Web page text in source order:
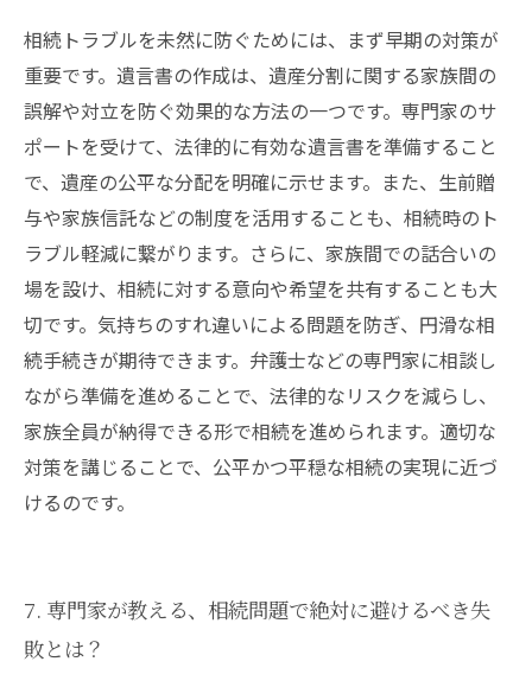
相続トラブルを未然に防ぐためには、まず早期の対策が
重要です。遺言書の作成は、遺産分割に関する家族間の
誤解や対立を防ぐ効果的な方法の一つです。専門家のサ
ポートを受けて、法律的に有効な遺言書を準備すること
で、遺産の公平な分配を明確に示せます。また、生前贈
与や家族信託などの制度を活用することも、相続時のト
ラブル軽減に繋がります。さらに、家族間での話合いの
場を設け、相続に対する意向や希望を共有することも大
切です。気持ちのすれ違いによる問題を防ぎ、円滑な相
続手続きが期待できます。弁護士などの専門家に相談し
ながら準備を進めることで、法律的なリスクを減らし、
家族全員が納得できる形で相続を進められます。適切な
対策を講じることで、公平かつ平穏な相続の実現に近づ
けるのです。
7. 専門家が教える、相続問題で絶対に避けるべき失
敗とは？